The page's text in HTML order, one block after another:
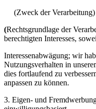
(Zweck der Verarbeitung)
(Rechtsgrundlage der
berechtigten Interesses,
Interessenabwägung; wir
Nutzungsverhalten in
dies fortlaufend zu
anpassen zu können.
3. Eigen- und